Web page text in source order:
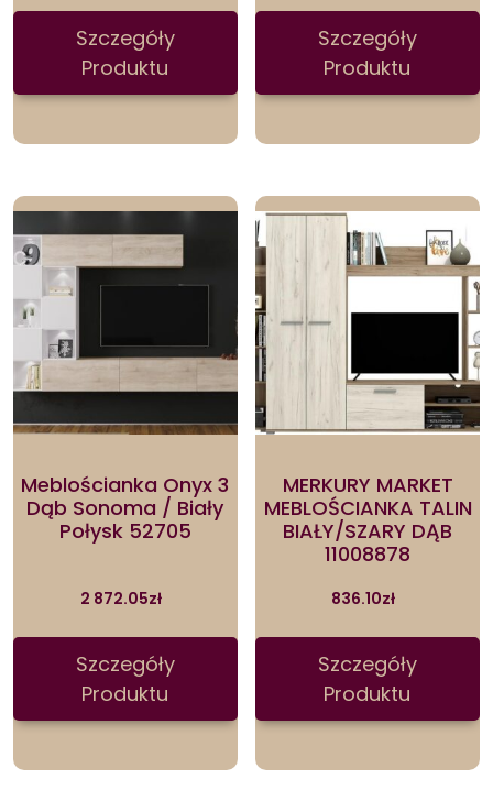
Szczegóły
Produktu
Szczegóły
Produktu
Meblościanka Onyx 3
Dąb Sonoma / Biały
Połysk 52705
2 872.05zł
Szczegóły
Produktu
MERKURY MARKET
MEBLOŚCIANKA TALIN
BIAŁY/SZARY DĄB
11008878
836.10zł
Szczegóły
Produktu